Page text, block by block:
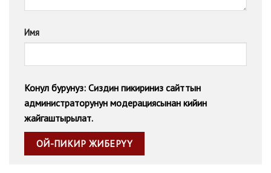
Имя
Конул бурунуз: Сиздин пикириниз сайттын
администраторунун модерациясынан кийин
жайгаштырылат.